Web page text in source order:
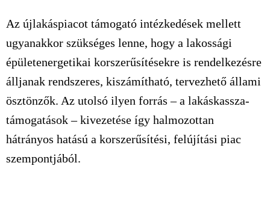
Az újlakáspiacot támogató intézkedések mellett
ugyanakkor szükséges lenne, hogy a lakossági
épületenergetikai korszerűsítésekre is rendelkezésre
álljanak rendszeres, kiszámítható, tervezhető állami
ösztönzők. Az utolsó ilyen forrás – a lakáskassza-
támogatások – kivezetése így halmozottan
hátrányos hatású a korszerűsítési, felújítási piac
szempontjából.